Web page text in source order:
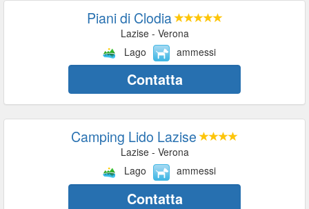
Piani di Clodia
Lazise - Verona
Lago
ammessi
Contatta
Camping Lido Lazise
Lazise - Verona
Lago
ammessi
Contatta